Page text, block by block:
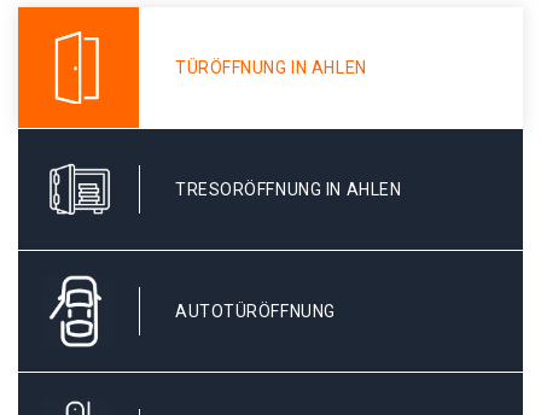
TÜRÖFFNUNG IN AHLEN
TRESORÖFFNUNG IN AHLEN
AUTOTÜRÖFFNUNG